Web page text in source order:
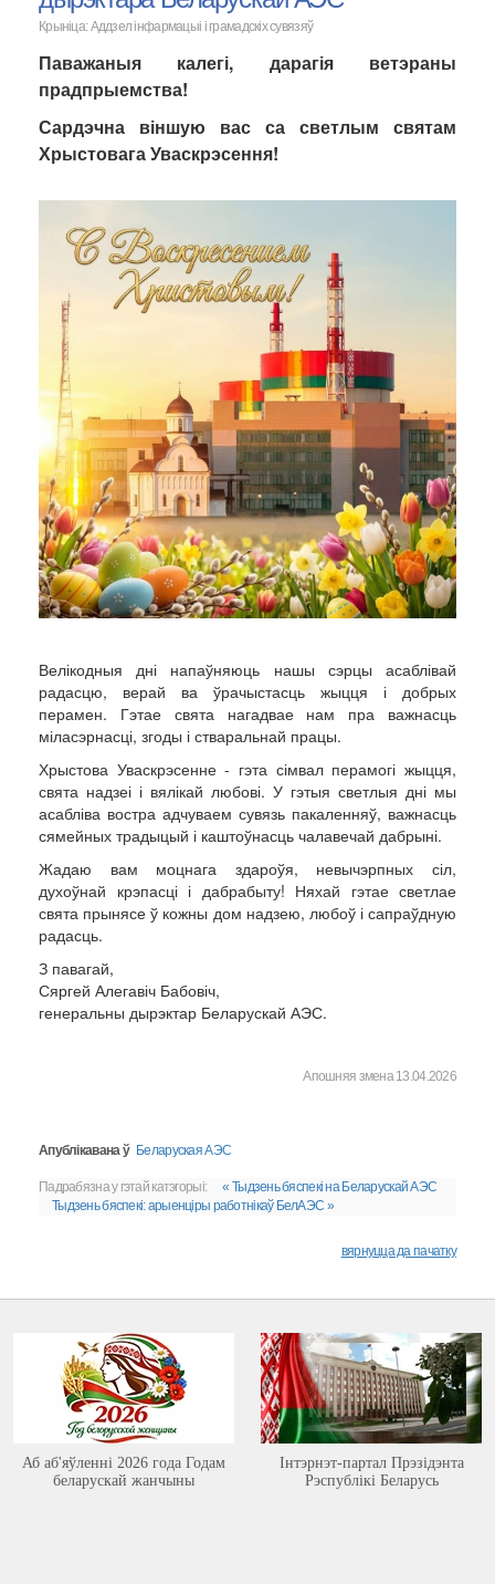
Крыніца: Аддзел інфармацыі і грамадскіх сувязяў
Паважаныя калегі, дарагія ветэраны
прадпрыемства!
Сардэчна віншую вас са светлым святам
Хрыстовага Уваскрэсення!
Велікодныя дні напаўняюць нашы сэрцы асаблівай
радасцю, верай ва ўрачыстасць жыцця і добрых
перамен. Гэтае свята нагадвае нам пра важнасць
міласэрнасці, згоды і стваральнай працы.
Хрыстова Уваскрэсенне - гэта сімвал перамогі жыцця,
свята надзеі і вялікай любові. У гэтыя светлыя дні мы
асабліва востра адчуваем сувязь пакаленняў, важнасць
сямейных традыцый і каштоўнасць чалавечай дабрыні.
Жадаю вам моцнага здароўя, невычэрпных сіл,
духоўнай крэпасці і дабрабыту! Няхай гэтае светлае
свята прынясе ў кожны дом надзею, любоў і сапраўдную
радасць.
З павагай,
Сяргей Алегавіч Бабовіч,
генеральны дырэктар Беларускай АЭС.
Апошняя змена 13.04.2026
Апублікавана ў Беларуская АЭС
Падрабязна у гэтай катэгорыі:
« Тыдзень бяспекі на Беларускай АЭС
Тыдзень бяспекі: арыенціры работнікаў БелАЭС »
вярнуцца да пачатку
Аб аб'яўленні 2026 года Годам
беларускай жанчыны
Інтэрнэт-партал Прэзідэнта
Рэспублікі Беларусь